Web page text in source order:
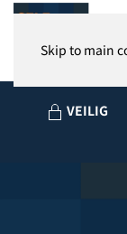
Skip to main
VEILIG